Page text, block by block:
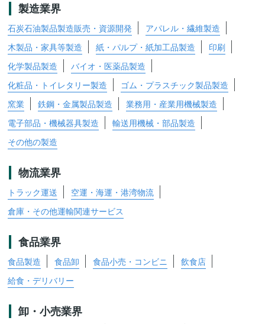
製造業界
石炭石油製品製造販売・資源開発
アパレル・繊維製造
木製品・家具等製造
紙・パルプ・紙加工品製造
印刷
化学製品製造
バイオ・医薬品製造
化粧品・トイレタリー製造
ゴム・プラスチック製品製造
窯業
鉄鋼・金属製品製造
業務用・産業用機械製造
電子部品・機械器具製造
輸送用機械・部品製造
その他の製造
物流業界
トラック運送
空運・海運・港湾物流
倉庫・その他運輸関連サービス
食品業界
食品製造 食品卸 食品小売・コンビニ
飲食店
給食・デリバリー
卸・小売業界